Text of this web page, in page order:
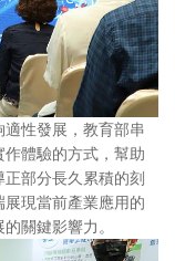
性發展，教育部串
體驗的方式，幫助
部分長久累積的刻
現當前產業應用的
關鍵影響力。